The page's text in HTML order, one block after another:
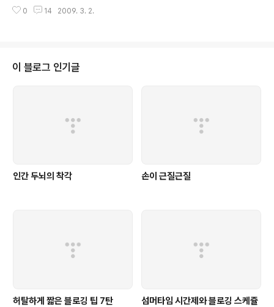
로서 첫걸음을 디뎌야 했습니다. 학창 시절, 나의 실수로 인
었고 자녀는 한 두 명만 낳아 기르는 가정이 되면서 자기 자
식을 무조건 감싸도는 분위기가 많아졌습니다. 그러다보니
타인에게 책임전가하는 '처세술'의 소유자..
0 14 2009. 3. 2.
이 블로그 인기글
인간 두뇌의 착각 손이 근질근질
허탈하게 짧은 블로깅 팁 7탄
섬머타임 시간제와 블로깅 스케쥴